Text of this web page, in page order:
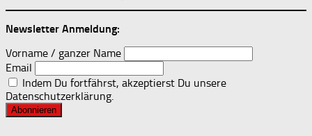
Newsletter Anmeldung:
Vorname / ganzer Name
Email
Indem Du fortfährst, akzeptierst Du unsere
Datenschutzerklärung.